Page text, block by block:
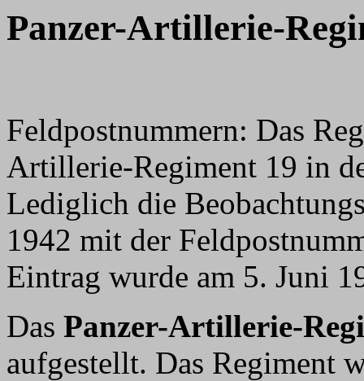
Panzer-Artillerie-
Feldpostnummern: Das
Artillerie-Regiment 19 in
Lediglich die
1942 mit der
Eintrag wurde am 5. Juni
Das Panzer-Artillerie-
aufgestellt. Das Regiment